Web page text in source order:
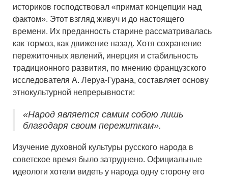
историков господствовал «примат концепции над
фактом». Этот взгляд живуч и до настоящего
времени. Их преданность старине рассматривалась
как тормоз, как движение назад. Хотя сохранение
пережиточных явлений, инерция и стабильность
традиционного развития, по мнению французского
исследователя А. Леруа-Гурана, составляет основу
этнокультурной непрерывности:
«Народ является самим собою лишь
благодаря своим пережиткам».
Изучение духовной культуры русского народа в
советское время было затруднено. Официальные
идеологи хотели видеть у народа одну сторону его